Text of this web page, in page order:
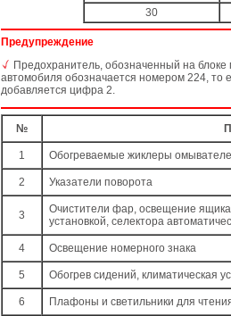
30
Предупреждение
Предохранитель, обозначенный на
автомобиля обозначается номером 224, то
добавляется цифра 2.
№
1 Обогреваемые жиклеры
2 Указатели поворота
3
Очистители фар, освещение ящика
установкой, селектора
4 Освещение номерного знака
5 Обогрев сидений, климатическая
6 Плафоны и светильники для